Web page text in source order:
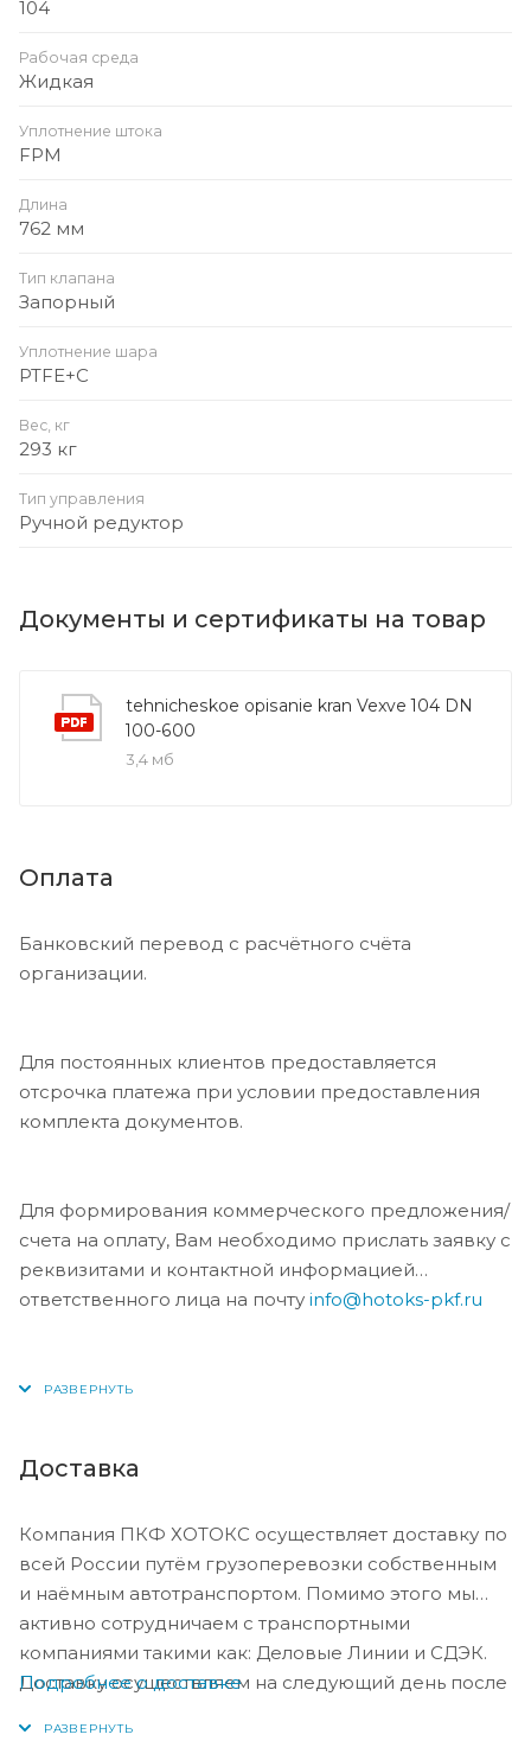
104
Рабочая среда
Жидкая
Уплотнение штока
FPM
Длина
762 мм
Тип клапана
Запорный
Уплотнение шара
PTFE+C
Вес, кг
293 кг
Тип управления
Ручной редуктор
Документы и сертификаты на товар
tehnicheskoe opisanie kran Vexve 104 DN
100-600
3,4 мб
Оплата
Банковский перевод с расчётного счёта
организации.
Для постоянных клиентов предоставляется
отсрочка платежа при условии предоставления
комплекта документов.
Для формирования коммерческого предложения/
счета на оплату, Вам необходимо прислать заявку с
реквизитами и контактной информацией
ответственного лица на почту info@hotoks-pkf.ru
Доставка
Компания ПКФ ХОТОКС осуществляет доставку по
всей России путём грузоперевозки собственным
и наёмным автотранспортом. Помимо этого мы
активно сотрудничаем с транспортными
компаниями такими как: Деловые Линии и СДЭК.
Доставку осуществляем на следующий день после
Подробнее о доставке